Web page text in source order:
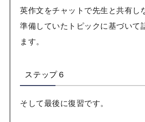
英作文をチャットで先生と共有し
準備していたトピックに基づいて
ます。
ステップ６
そして最後に復習です。